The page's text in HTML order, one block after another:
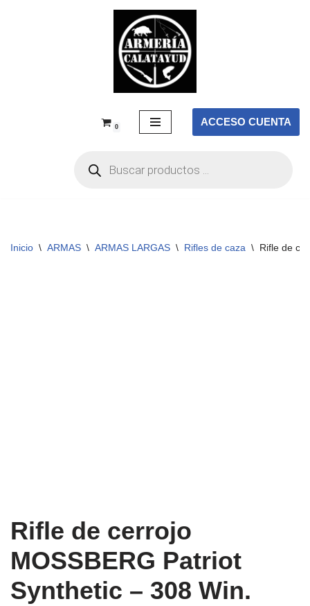
0 ACCESO CUENTA
Inicio \ ARMAS \ ARMAS LARGAS \ Rifles de caza \ Rifle de
Rifle de cerrojo
MOSSBERG Patriot
Synthetic – 308 Win.